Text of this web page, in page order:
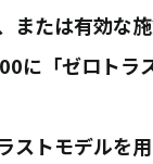
たは有効な
「ゼロトラ
トモデルを